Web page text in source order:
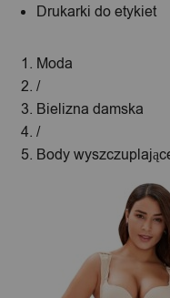
Drukarki do etykiet
Moda
/
Bielizna damska
/
Body